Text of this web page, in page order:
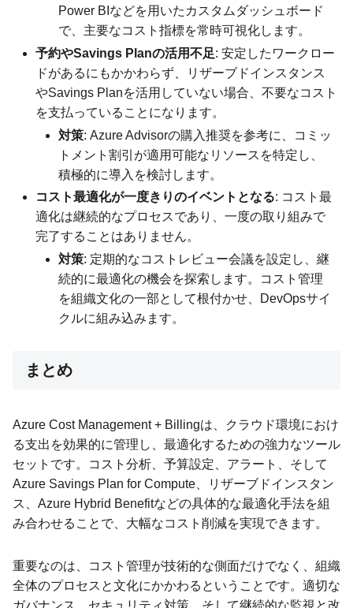
Power BIなどを用いたカスタムダッシュボード
で、主要なコスト指標を常時可視化します。
予約やSavings Planの活用不足: 安定したワークロー
ドがあるにもかかわらず、リザーブドインスタンス
やSavings Planを活用していない場合、不要なコスト
を支払っていることになります。
対策: Azure Advisorの購入推奨を参考に、コミッ
トメント割引が適用可能なリソースを特定し、
積極的に導入を検討します。
コスト最適化が一度きりのイベントとなる: コスト最
適化は継続的なプロセスであり、一度の取り組みで
完了することはありません。
対策: 定期的なコストレビュー会議を設定し、継
続的に最適化の機会を探索します。コスト管理
を組織文化の一部として根付かせ、DevOpsサイ
クルに組み込みます。
まとめ
Azure Cost Management + Billingは、クラウド環境におけ
る支出を効果的に管理し、最適化するための強力なツール
セットです。コスト分析、予算設定、アラート、そして
Azure Savings Plan for Compute、リザーブドインスタン
ス、Azure Hybrid Benefitなどの具体的な最適化手法を組
み合わせることで、大幅なコスト削減を実現できます。
重要なのは、コスト管理が技術的な側面だけでなく、組織
全体のプロセスと文化にかかわるということです。適切な
ガバナンス、セキュリティ対策、そして継続的な監視と改